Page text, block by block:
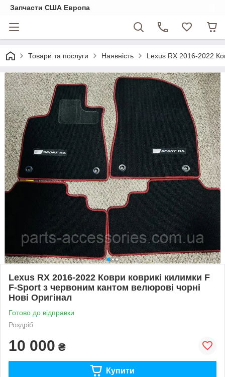
Запчасти США Европа
Товари та послуги Наявність Lexus RX 2016-2022
Lexus RX 2016-2022 Коври коврикі килимки F
F-Sport з червоним кантом велюрові чорні
Нові Оригінал
Готово до відправки
Роздріб
10 000 ₴
Купити